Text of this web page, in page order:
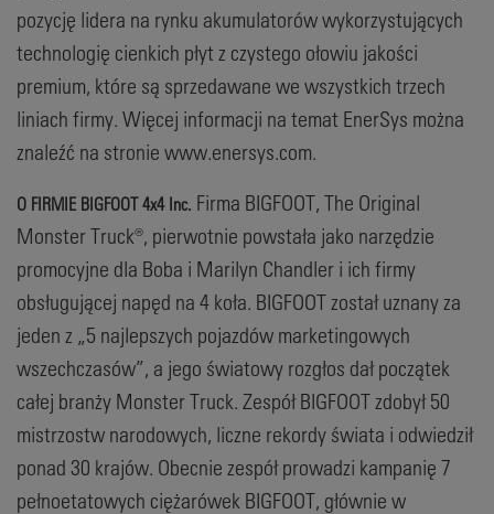
pozycję lidera na rynku akumulatorów wykorzystujących
technologię cienkich płyt z czystego ołowiu jakości
premium, które są sprzedawane we wszystkich trzech
liniach firmy. Więcej informacji na temat EnerSys można
znaleźć na stronie www.enersys.com.
O FIRMIE BIGFOOT 4x4 Inc. Firma BIGFOOT, The Original
Monster Truck®, pierwotnie powstała jako narzędzie
promocyjne dla Boba i Marilyn Chandler i ich firmy
obsługującej napęd na 4 koła. BIGFOOT został uznany za
jeden z „5 najlepszych pojazdów marketingowych
wszechczasów”, a jego światowy rozgłos dał początek
całej branży Monster Truck. Zespół BIGFOOT zdobył 50
mistrzostw narodowych, liczne rekordy świata i odwiedził
ponad 30 krajów. Obecnie zespół prowadzi kampanię 7
pełnoetatowych ciężarówek BIGFOOT, głównie w